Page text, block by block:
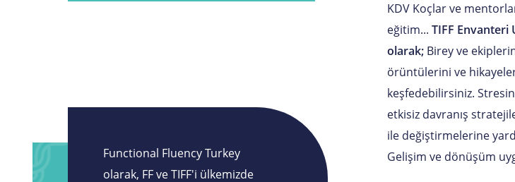
Functional Fluency Turkey
olarak, FF ve TIFF'i ülkemizde
KDV Koçlar ve
eğitim... TIFF Envanteri
olarak; Birey ve
örüntülerini ve
keşfedebilirsiniz. Stresin
etkisiz davranış
ile değiştirmelerine
Gelişim ve dönüşüm